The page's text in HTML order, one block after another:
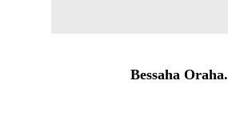
Bessaha Oraha.